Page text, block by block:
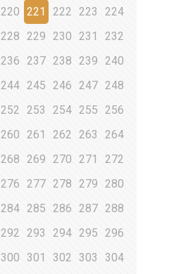
220 221 222 223
224
228 229 230 231
232
236 237 238 239 240
244 245 246 247 248
252 253 254 255 256
260 261 262 263
264
268 269 270 271
272
276 277 278 279 280
284 285 286 287 288
292 293 294 295 296
300 301 302 303 304